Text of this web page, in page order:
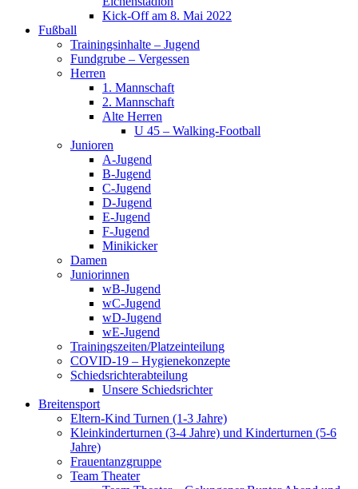
Kick-Off am 8. Mai 2022
Fußball
Trainingsinhalte – Jugend
Fundgrube – Vergessen
Herren
1. Mannschaft
2. Mannschaft
Alte Herren
U 45 – Walking-Football
Junioren
A-Jugend
B-Jugend
C-Jugend
D-Jugend
E-Jugend
F-Jugend
Minikicker
Damen
Juniorinnen
wB-Jugend
wC-Jugend
wD-Jugend
wE-Jugend
Trainingszeiten/Platzeinteilung
COVID-19 – Hygienekonzepte
Schiedsrichterabteilung
Unsere Schiedsrichter
Breitensport
Eltern-Kind Turnen (1-3 Jahre)
Kleinkinderturnen (3-4 Jahre) und Kinderturnen (5-6
Jahre)
Frauentanzgruppe
Team Theater